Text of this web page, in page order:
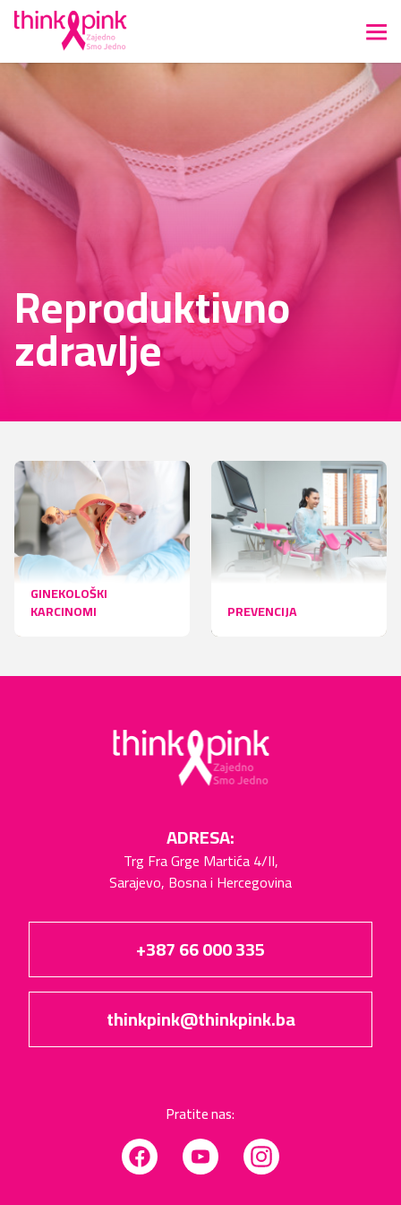
Reproduktivno
zdravlje
GINEKOLOŠKI
KARCINOMI PREVENCIJA
ADRESA:
Trg Fra Grge Martića 4/II,
Sarajevo, Bosna i Hercegovina
+387 66 000 335
thinkpink@thinkpink.ba
Pratite nas:
FacebookYouTube Instagram